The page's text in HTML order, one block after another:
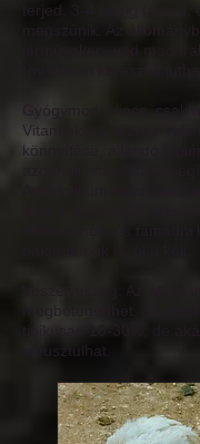
terjed, 3-4 napig támad,
megszűnik. Az
járműveken, vad
Gyógymód:
Vitaminkúra, vízhez való
könnyítése, állandó
megbetegedhet, az
tipikusan 10-30%, de
elpusztulhat.